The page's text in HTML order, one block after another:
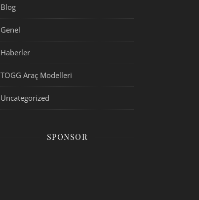
Blog
Genel
Haberler
TOGG Araç Modelleri
Uncategorized
SPONSOR